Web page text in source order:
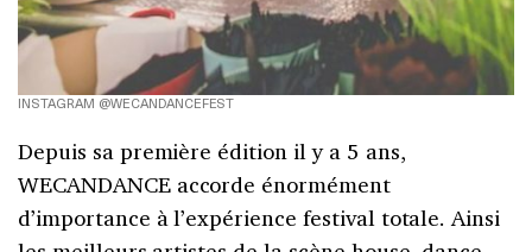
INSTAGRAM @WECANDANCEFEST
Depuis sa première édition il y a 5 ans,
WECANDANCE accorde énormément
d’importance à l’expérience festival totale. Ainsi